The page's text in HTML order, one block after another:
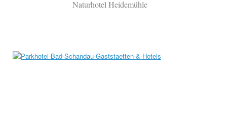
Naturhotel Heidemühle